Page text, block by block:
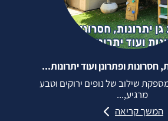
חסרונות ופתרונן ועוד יתרונות...
שילוב של נופים ירוקים וטבע
מרגיע,...
המשך קריאה